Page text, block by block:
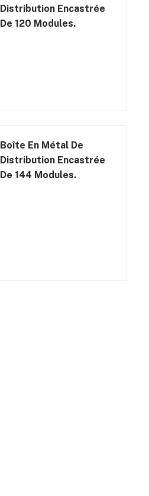
Distribution Encastrée
De 120 Modules.
Boîte En Métal De
Distribution Encastrée
De 144 Modules.